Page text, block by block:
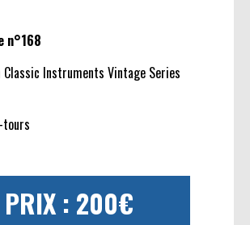
n°168
Instruments Vintage Series
tours
PRIX : 200€